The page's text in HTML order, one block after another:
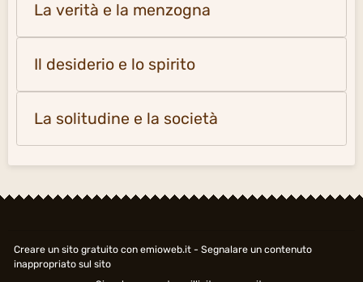
La verità e la menzogna
Il desiderio e lo spirito
La solitudine e la società
Creare un sito gratuito con emioweb.it - Segnalare un contenuto
inappropriato sul sito